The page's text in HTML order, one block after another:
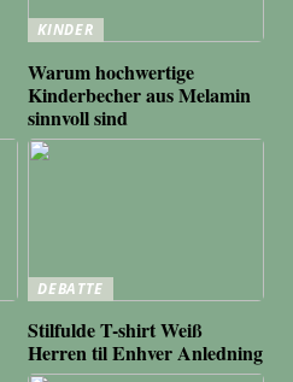
KINDER
Warum hochwertige
Kinderbecher aus Melamin
sinnvoll sind
DEBATTE
Stilfulde T-shirt Weiß
Herren til Enhver Anledning